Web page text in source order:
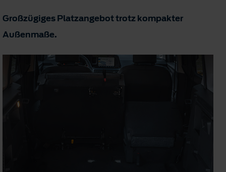
Großzügiges Platzangebot trotz kompakter
Außenmaße.